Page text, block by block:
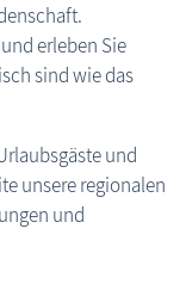
erleben Sie
sind wie das
und
unsere regionalen
und